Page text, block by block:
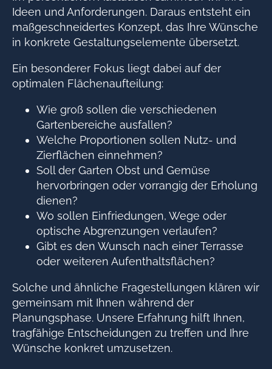
Ideen und Anforderungen. Daraus entsteht ein
maßgeschneidertes Konzept, das Ihre Wünsche
in konkrete Gestaltungselemente übersetzt.
Ein besonderer Fokus liegt dabei auf der
optimalen Flächenaufteilung:
Wie groß sollen die verschiedenen
Gartenbereiche ausfallen?
Welche Proportionen sollen Nutz- und
Zierflächen einnehmen?
Soll der Garten Obst und Gemüse
hervorbringen oder vorrangig der Erholung
dienen?
Wo sollen Einfriedungen, Wege oder
optische Abgrenzungen verlaufen?
Gibt es den Wunsch nach einer Terrasse
oder weiteren Aufenthaltsflächen?
Solche und ähnliche Fragestellungen klären wir
gemeinsam mit Ihnen während der
Planungsphase. Unsere Erfahrung hilft Ihnen,
tragfähige Entscheidungen zu treffen und Ihre
Wünsche konkret umzusetzen.